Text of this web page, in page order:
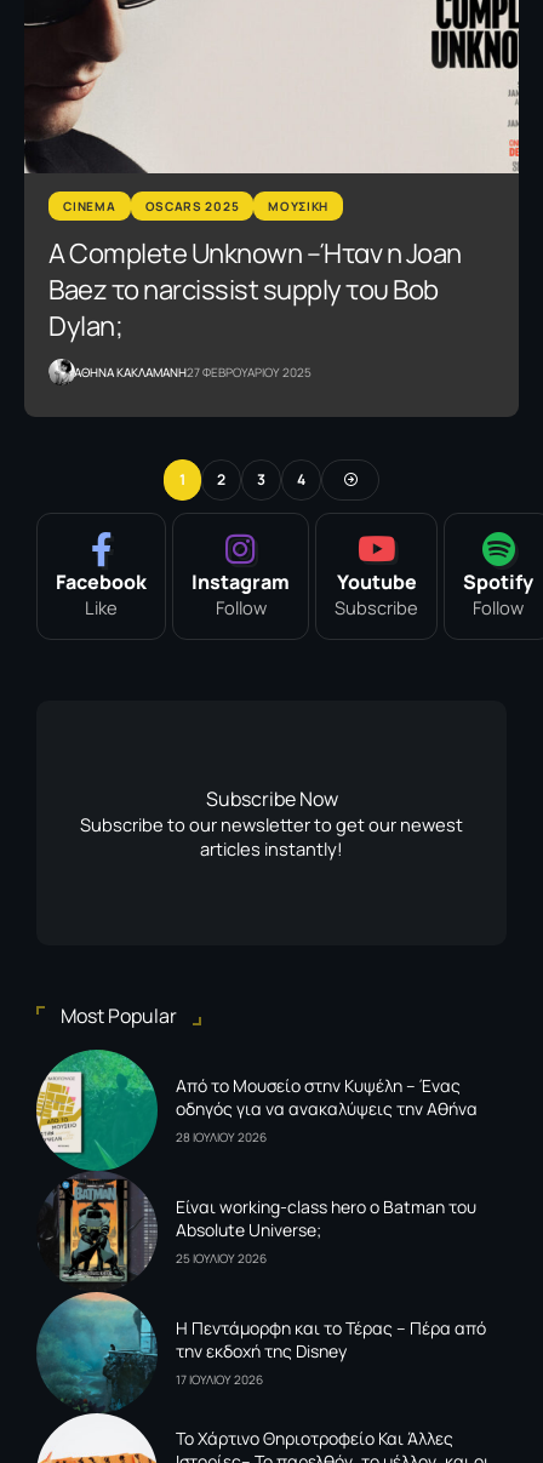
CINEMA OSCARS 2025 ΜΟΥΣΙΚΗ
A Complete Unknown –Ήταν η Joan
Baez το narcissist supply του Bob
Dylan;
AΘΗΝΑ ΚΑΚΛΑΜΑΝΗ27 ΦΕΒΡΟΥΑΡΙΟΥ 2025
1 2 3 4
Facebook
Like
Instagram
Follow
Youtube
Subscribe
Spotify
Follow
Subscribe Now
Subscribe to our newsletter to get our newest
articles instantly!
Most Popular
Από το Μουσείο στην Κυψέλη – Ένας
οδηγός για να ανακαλύψεις την Αθήνα
28 ΙΟΥΛΙΟΥ 2026
Είναι working-class hero ο Batman του
Absolute Universe;
25 ΙΟΥΛΙΟΥ 2026
Η Πεντάμορφη και το Τέρας – Πέρα από
την εκδοχή της Disney
17 ΙΟΥΛΙΟΥ 2026
To Xάρτινο Θηριοτροφείο Και Άλλες